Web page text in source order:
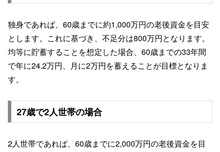
独身であれば、60歳までに約1,000万円の老後資金を目安
とします。これに基づき、不足分は800万円となります。
均等に貯蓄することを想定した場合、60歳までの33年間
で年に24.2万円、月に2万円を蓄えることが目標となりま
す。
27歳で2人世帯の場合
2人世帯であれば、60歳までに2,000万円の老後資金を目